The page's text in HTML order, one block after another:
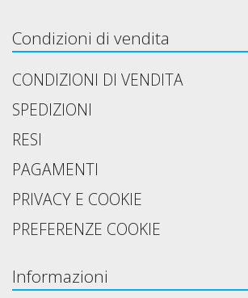
Condizioni di vendita
CONDIZIONI DI VENDITA
SPEDIZIONI
RESI
PAGAMENTI
PRIVACY E COOKIE
PREFERENZE COOKIE
Informazioni